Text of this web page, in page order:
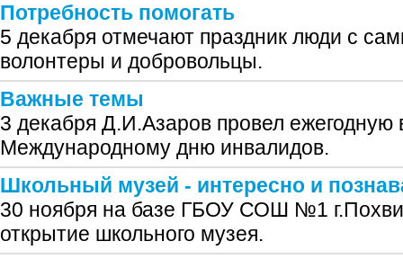
Потребность помогать
5 декабря отмечают праздник люди с
волонтеры и добровольцы.
Важные темы
3 декабря Д.И.Азаров провел ежегодную
Международному дню инвалидов.
Школьный музей - интересно и
30 ноября на базе ГБОУ СОШ №1
открытие школьного музея.